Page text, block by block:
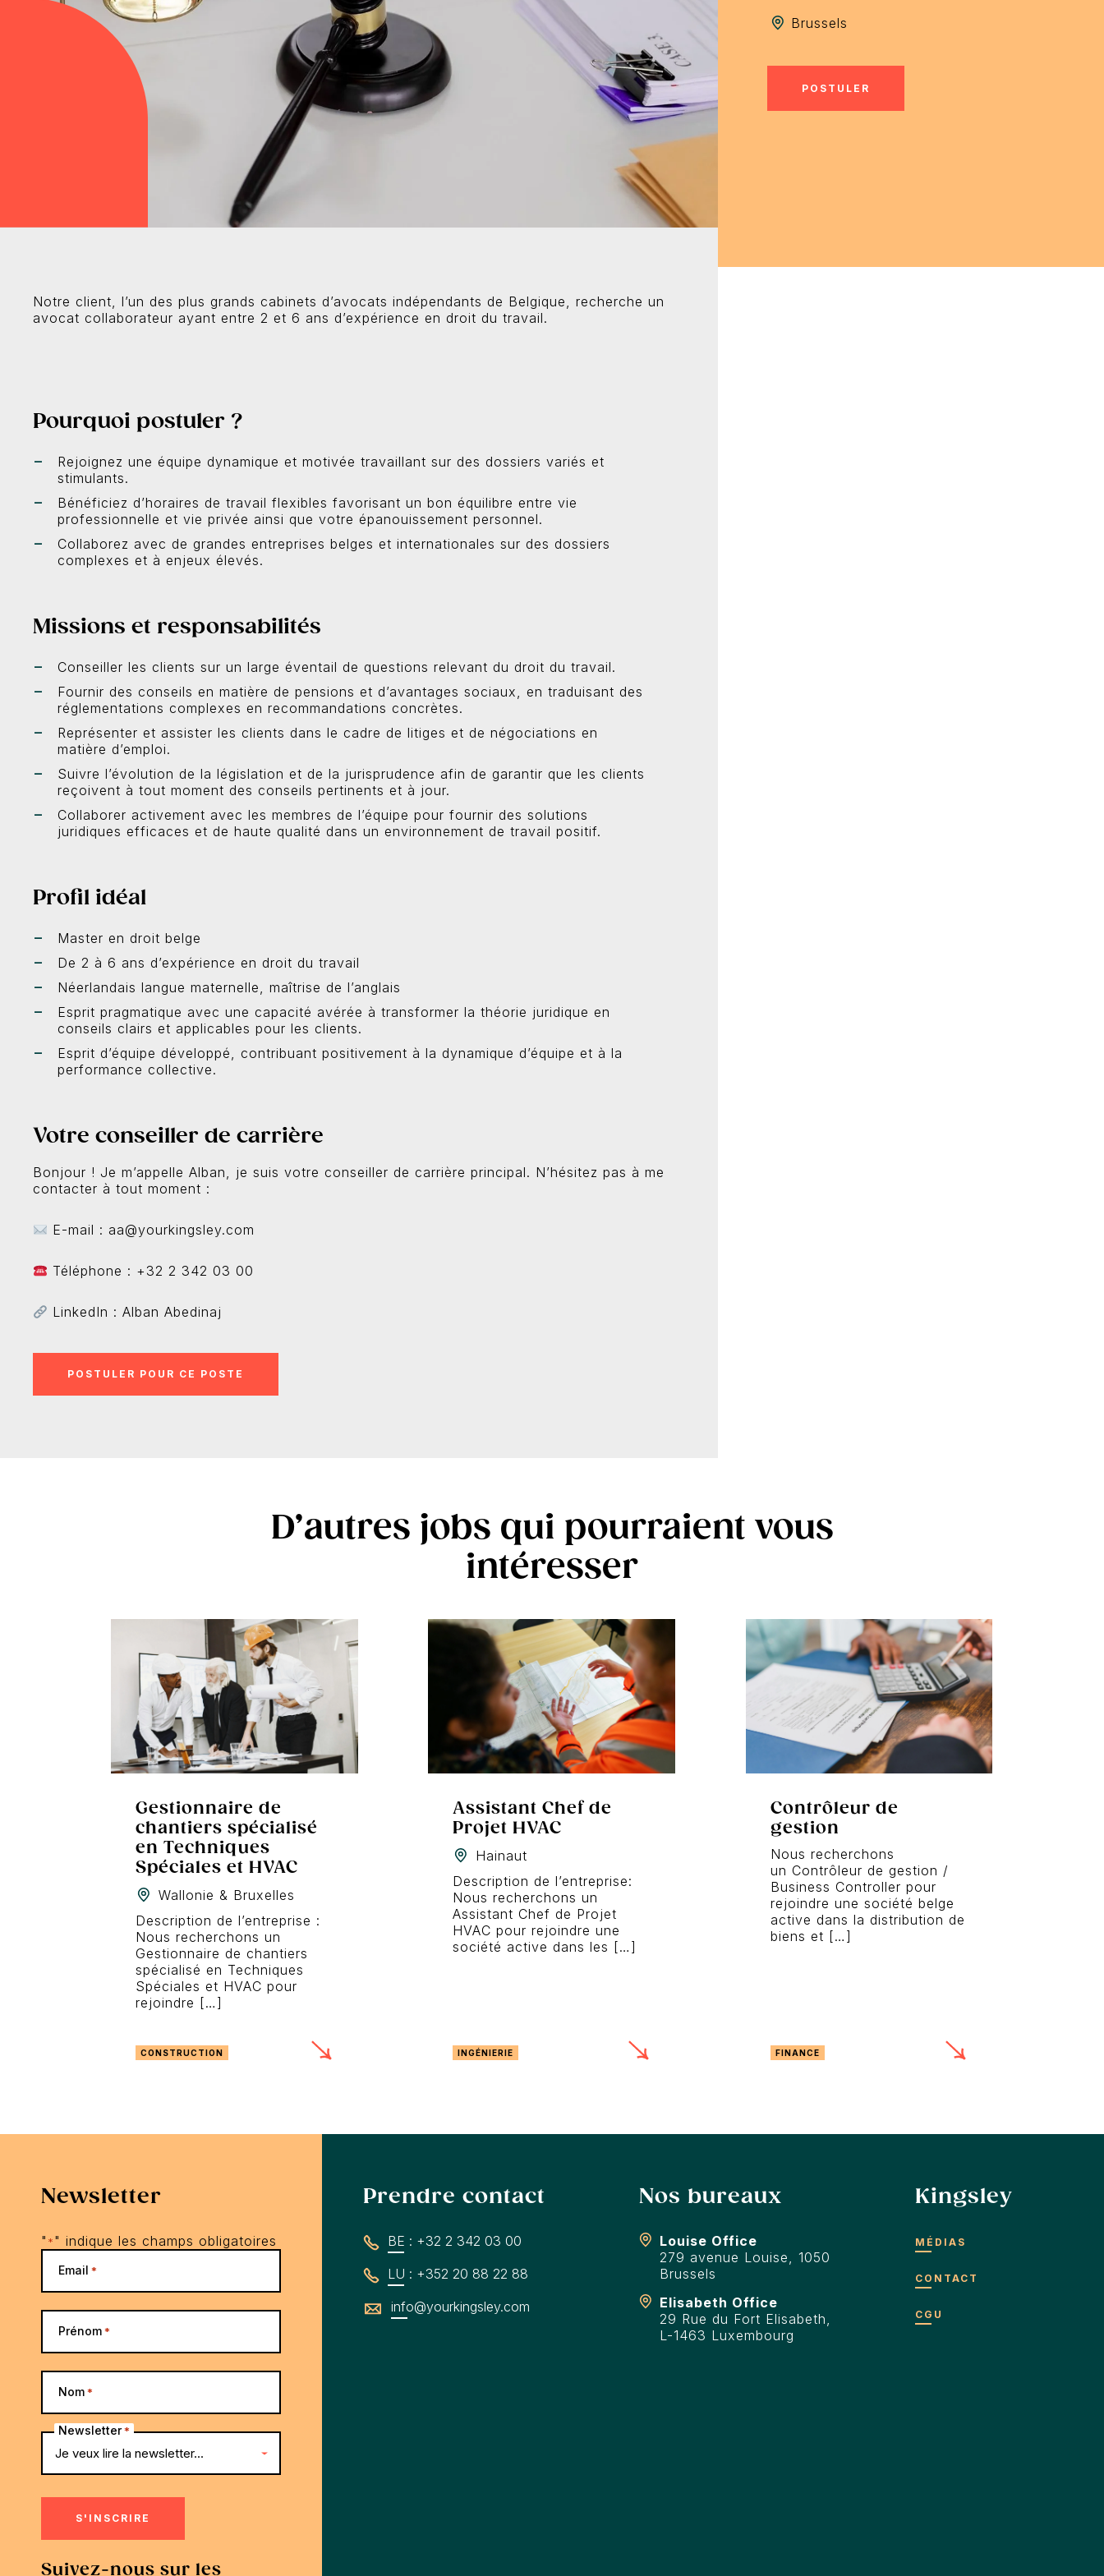
Brussels
POSTULER
Notre client, l’un des plus grands cabinets d’avocats indépendants de Belgique, recherche un
avocat collaborateur ayant entre 2 et 6 ans d’expérience en droit du travail.
Pourquoi postuler ?
Rejoignez une équipe dynamique et motivée travaillant sur des dossiers variés et
stimulants.
Bénéficiez d’horaires de travail flexibles favorisant un bon équilibre entre vie
professionnelle et vie privée ainsi que votre épanouissement personnel.
Collaborez avec de grandes entreprises belges et internationales sur des dossiers
complexes et à enjeux élevés.
Missions et responsabilités
Conseiller les clients sur un large éventail de questions relevant du droit du travail.
Fournir des conseils en matière de pensions et d’avantages sociaux, en traduisant des
réglementations complexes en recommandations concrètes.
Représenter et assister les clients dans le cadre de litiges et de négociations en
matière d’emploi.
Suivre l’évolution de la législation et de la jurisprudence afin de garantir que les clients
reçoivent à tout moment des conseils pertinents et à jour.
Collaborer activement avec les membres de l’équipe pour fournir des solutions
juridiques efficaces et de haute qualité dans un environnement de travail positif.
Profil idéal
Master en droit belge
De 2 à 6 ans d’expérience en droit du travail
Néerlandais langue maternelle, maîtrise de l’anglais
Esprit pragmatique avec une capacité avérée à transformer la théorie juridique en
conseils clairs et applicables pour les clients.
Esprit d’équipe développé, contribuant positivement à la dynamique d’équipe et à la
performance collective.
Votre conseiller de carrière
Bonjour ! Je m’appelle Alban, je suis votre conseiller de carrière principal. N’hésitez pas à me
contacter à tout moment :
E-mail : aa@yourkingsley.com
Téléphone : +32 2 342 03 00
LinkedIn : Alban Abedinaj
D’autres jobs qui pourraient vous
intéresser
Gestionnaire de
chantiers spécialisé
en Techniques
Spéciales et HVAC
Wallonie & Bruxelles
Description de l’entreprise :
Nous recherchons un
Gestionnaire de chantiers
spécialisé en Techniques
Spéciales et HVAC pour
rejoindre […]
CONSTRUCTION
Assistant Chef de
Projet HVAC
Hainaut
Description de l’entreprise:
Nous recherchons un
Assistant Chef de Projet
HVAC pour rejoindre une
société active dans les […]
INGÉNIERIE
Contrôleur de
gestion
Nous recherchons
un Contrôleur de gestion /
Business Controller pour
rejoindre une société belge
active dans la distribution de
biens et […]
FINANCE
Newsletter
" *" indique les champs obligatoires
Email *
Prénom *
Nom *
Newsletter *
Suivez-nous sur les
Prendre contact
BE : +32 2 342 03 00
LU : +352 20 88 22 88
info@yourkingsley.com
Nos bureaux
Louise Office
279 avenue Louise, 1050
Brussels
Elisabeth Office
29 Rue du Fort Elisabeth,
L-1463 Luxembourg
Kingsley
MÉDIAS
CONTACT
CGU